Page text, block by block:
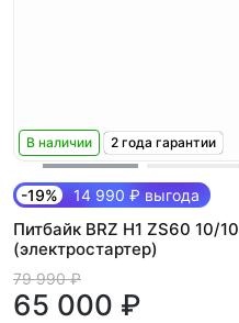
В наличии 2 года гарантии
-19% 14 990 ₽ выгода
Питбайк BRZ H1 ZS60 10/10
(электростартер)
79 990 ₽
65 000 ₽